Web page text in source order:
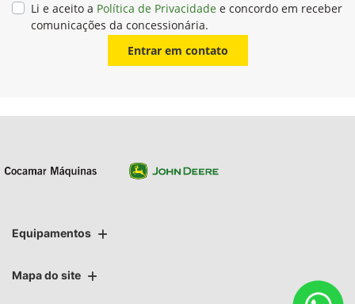
Li e aceito a Política de Privacidade e concordo em receber
comunicações da concessionária.
Entrar em contato
Equipamentos
Mapa do site